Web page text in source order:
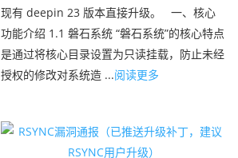
现有 deepin 23 版本直接升级。 一、核心
功能介绍 1.1 磐石系统 “磐石系统”的核心特点
是通过将核心目录设置为只读挂载，防止未经
授权的修改对系统造 ...阅读更多